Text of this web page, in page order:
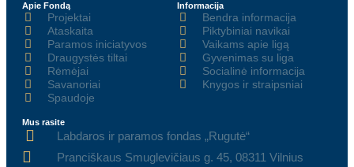
Apie Fondą
Projektai
Ataskaita
Paramos iniciatyvos
Draugystės tiltai
Rėmėjai
Savanoriai
Spaudoje
Informacija
Bendra informacija
Piktybiniai navikai
Vaikams apie ligą
Gyvenimas su liga
Socialinė informacija
Knygos ir straipsniai
Mus rasite
Labdaros ir paramos fondas „Rugutė“
Pranciškaus Smuglevičiaus g. 45, 08311 Vilnius